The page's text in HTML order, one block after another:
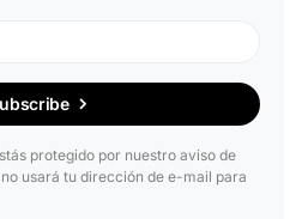
protegido por nuestro aviso de
usará tu dirección de e-mail para